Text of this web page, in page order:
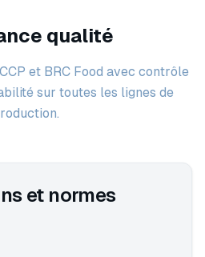
qualité
et BRC Food avec contrôle
sur toutes les lignes de
et normes